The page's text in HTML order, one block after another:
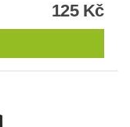
125 Kč